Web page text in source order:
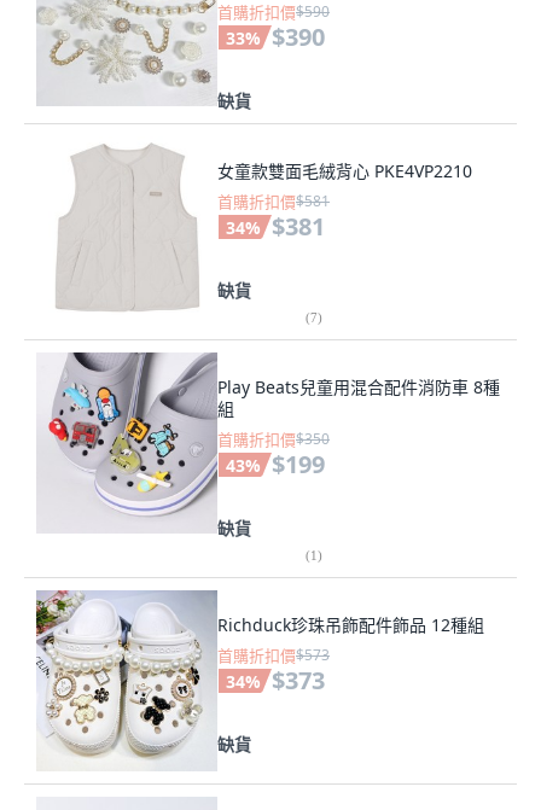
首購折扣價$590
33% $390
缺貨
女童款雙面毛絨背心 PKE4VP2210
首購折扣價$581
34% $381
缺貨
(7)
Play Beats兒童用混合配件消防車 8種
組
首購折扣價$350
43% $199
缺貨
(1)
Richduck珍珠吊飾配件飾品 12種組
首購折扣價$573
34% $373
缺貨